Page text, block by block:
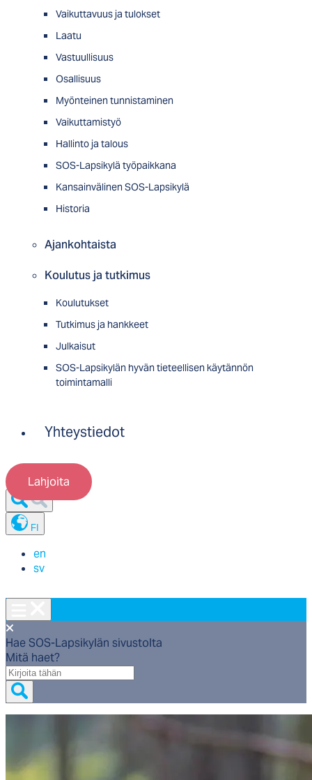
Vaikuttavuus ja tulokset
Laatu
Vastuullisuus
Osallisuus
Myön­tei­nen tun­nis­ta­minen
Vaikuttamistyö
Hallinto ja talous
SOS-Lapsikylä työpaikkana
Kansainvälinen SOS-Lapsikylä
Historia
Ajankohtaista
Koulutus ja tutkimus
Koulutukset
Tutkimus ja hankkeet
Julkaisut
SOS-Lapsikylän hyvän tieteellisen käytännön
toimintamalli
Yhteystiedot
Lahjoita
FI
en
sv
Hae SOS-Lapsikylän sivustolta
Mitä haet?
Mitä
haet?